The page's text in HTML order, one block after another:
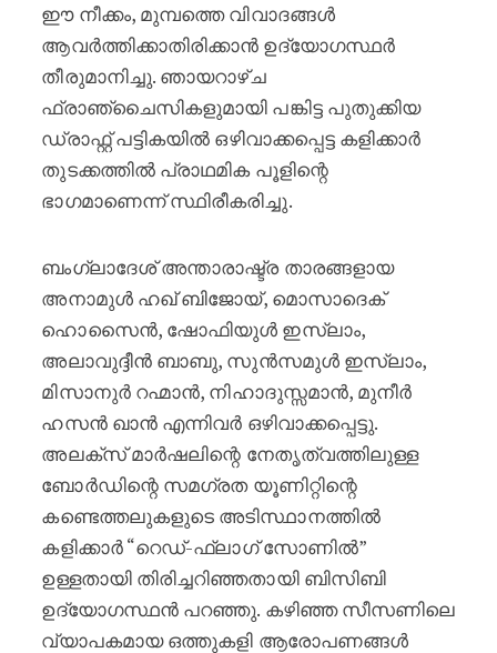
ഈ നീക്കം, മുമ്പത്തെ വിവാദങ്ങൾ
ആവർത്തിക്കാതിരിക്കാൻ ഉദ്യോഗസ്ഥർ
തീരുമാനിച്ചു. ഞായറാഴ്ച
ഫ്രാഞ്ചൈസികളുമായി പങ്കിട്ട പുതുക്കിയ
ഡ്രാഫ്റ്റ് പട്ടികയിൽ ഒഴിവാക്കപ്പെട്ട കളിക്കാർ
തുടക്കത്തിൽ പ്രാഥമിക പൂളിന്റെ
ഭാഗമാണെന്ന് സ്ഥിരീകരിച്ചു.
ബംഗ്ലാദേശ് അന്താരാഷ്ട്ര താരങ്ങളായ
അനാമുൾ ഹഖ് ബിജോയ്, മൊസാദെക്
ഹൊസൈൻ, ഷോഫിയുൾ ഇസ്ലാം,
അലാവുദ്ദീൻ ബാബു, സുൻസമുൾ ഇസ്ലാം,
മിസാനുർ റഹ്മാൻ, നിഹാദുസ്സമാൻ, മുനീർ
ഹസൻ ഖാൻ എന്നിവർ ഒഴിവാക്കപ്പെട്ടു.
അലക്സ് മാർഷലിന്റെ നേതൃത്വത്തിലുള്ള
ബോർഡിന്റെ സമഗ്രത യൂണിറ്റിന്റെ
കണ്ടെത്തലുകളുടെ അടിസ്ഥാനത്തിൽ
കളിക്കാർ “റെഡ്-ഫ്ലാഗ് സോണിൽ”
ഉള്ളതായി തിരിച്ചറിഞ്ഞതായി ബിസിബി
ഉദ്യോഗസ്ഥൻ പറഞ്ഞു. കഴിഞ്ഞ സീസണിലെ
വ്യാപകമായ ഒത്തുകളി ആരോപണങ്ങൾ